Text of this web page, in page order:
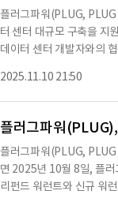
분기 동안 회사는 비현금
다.이러한 활동은 단기 매
제를 해결하는 데 중점을
파워의 주당 순손
플러그파워(PLUG, PLUG
터 센터 대규모 구축을 지
데이터 센터 개발자와의
이터 센터 개발자와 협력
신뢰할 수 있는 저탄소 에
템은 중요한 인프라와 높
하여 플러그는 에너지부
예정이다.최근 체결된 수
러그의 CEO인 앤디 마시
플러그는 장기 비용 로드
2025.11.10 21:50
플러그파워
플러그파워(PLUG,
면 2025년 10월 8일, 플러
리펀드 워런트와 신규 워